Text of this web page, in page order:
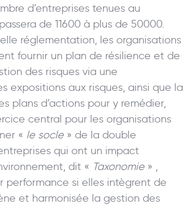
d’entreprises tenues au
de 11600 à plus de 50000.
réglementation, les organisations
fournir un plan de résilience et de
des risques via une
expositions aux risques, ainsi que la
plans d’actions pour y remédier,
central pour les organisations
« le socle » de la double
qui ont un impact
dit « Taxonomie » ,
performance si elles intègrent de
et harmonisée la gestion des